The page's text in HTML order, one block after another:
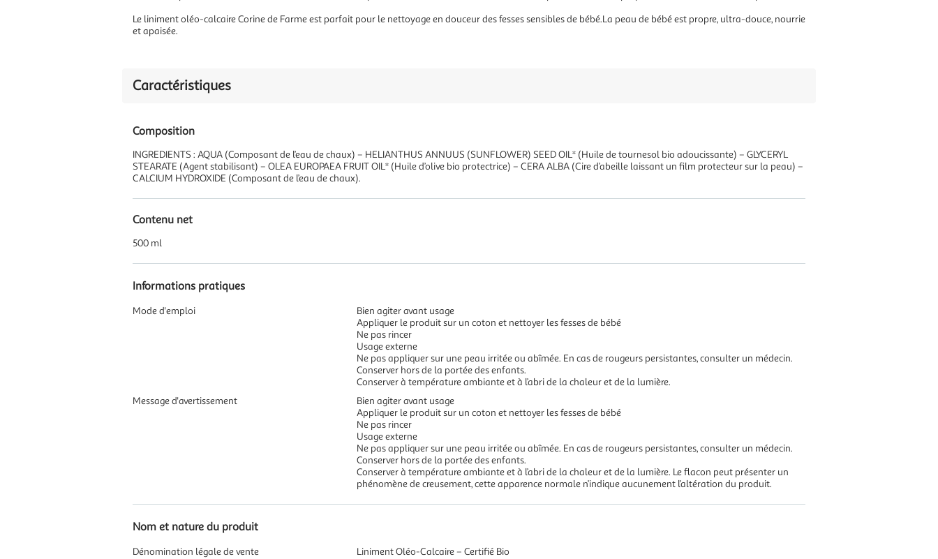
Le liniment oléo-calcaire Corine de Farme est parfait pour le nettoyage en douceur des fesses sensibles de bébé.La peau de bébé est propre, ultra-douce, nourrie
et apaisée.
Caractéristiques
Composition
INGREDIENTS : AQUA (Composant de l’eau de chaux) – HELIANTHUS ANNUUS (SUNFLOWER) SEED OIL* (Huile de tournesol bio adoucissante) – GLYCERYL
STEARATE (Agent stabilisant) – OLEA EUROPAEA FRUIT OIL* (Huile d’olive bio protectrice) – CERA ALBA (Cire d’abeille laissant un film protecteur sur la peau) –
CALCIUM HYDROXIDE (Composant de l’eau de chaux).
Contenu net
500 ml
Informations pratiques
Mode d'emploi
Bien agiter avant usage
Appliquer le produit sur un coton et nettoyer les fesses de bébé
Ne pas rincer
Usage externe
Ne pas appliquer sur une peau irritée ou abîmée. En cas de rougeurs persistantes, consulter un médecin.
Conserver hors de la portée des enfants.
Conserver à température ambiante et à l’abri de la chaleur et de la lumière.
Message d'avertissement
Bien agiter avant usage
Appliquer le produit sur un coton et nettoyer les fesses de bébé
Ne pas rincer
Usage externe
Ne pas appliquer sur une peau irritée ou abîmée. En cas de rougeurs persistantes, consulter un médecin.
Conserver hors de la portée des enfants.
Conserver à température ambiante et à l’abri de la chaleur et de la lumière. Le flacon peut présenter un
phénomène de creusement, cette apparence normale n’indique aucunement l’altération du produit.
Nom et nature du produit
Dénomination légale de vente
Liniment Oléo-Calcaire – Certifié Bio